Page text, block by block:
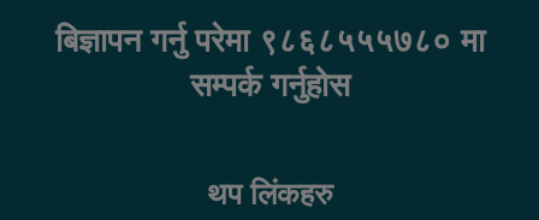
बिज्ञापन गर्नु परेमा ९८६८५५५७८० मा
सम्पर्क गर्नुहोस
थप लिंकहरु